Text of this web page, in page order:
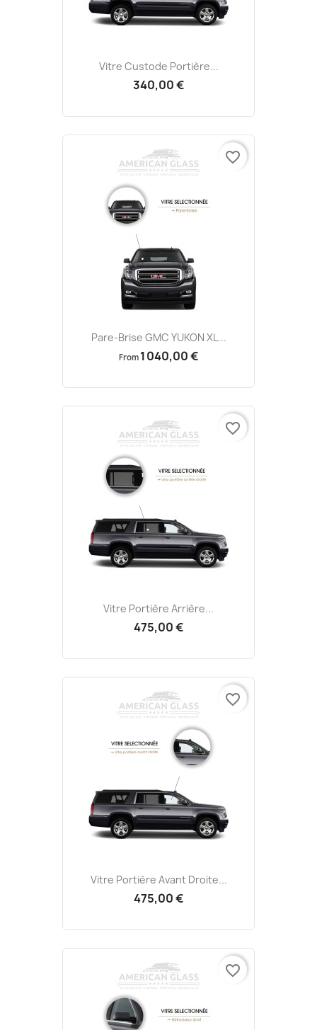
Vitre Custode Portière...
340,00 €
Pare-Brise GMC YUKON XL...
From 1 040,00 €
favorite_border
Vitre Portière Arrière...
475,00 €
favorite_border
Vitre Portière Avant Droite...
475,00 €
favorite_border
favorite_border